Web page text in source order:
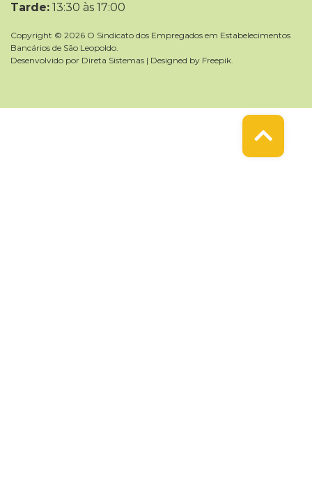
Tarde: 13:30 às 17:00
Copyright © 2026 O Sindicato dos Empregados em Estabelecimentos
Bancários de São Leopoldo.
Desenvolvido por Direta Sistemas | Designed by Freepik